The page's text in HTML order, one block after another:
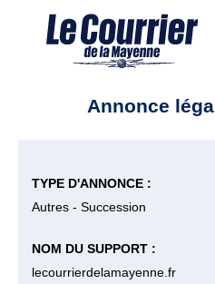
Annonce
TYPE D'ANNONCE :
Autres - Succession
NOM DU SUPPORT :
lecourrierdelamayenne.fr